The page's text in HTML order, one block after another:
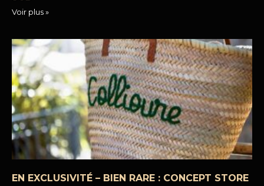
Voir plus »
EN EXCLUSIVITÉ – BIEN RARE : CONCEPT STORE